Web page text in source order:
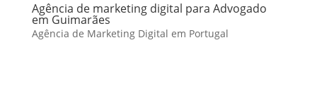
Agência de marketing digital para Advogado
em Guimarães
Agência de Marketing Digital em Portugal